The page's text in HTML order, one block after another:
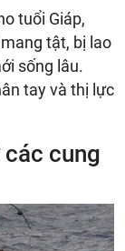
tuổi Giáp,
tật, bị lao
sống lâu.
tay và thị lực
các cung